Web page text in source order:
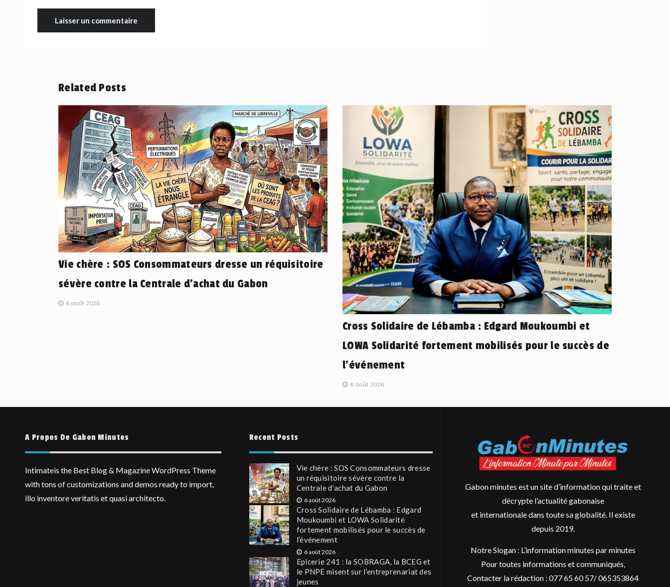
Related Posts
Vie chère : SOS Consommateurs dresse un réquisitoire
sévère contre la Centrale d’achat du Gabon
6 août 2026
Cross Solidaire de Lébamba : Edgard Moukoumbi et
LOWA Solidarité fortement mobilisés pour le succès de
l’événement
6 août 2026
A Propos De Gabon Minutes
Intimateis the Best Blog & Magazine WordPress Theme
with tons of customizations and demos ready to import,
illo inventore veritatis et quasi architecto.
Recent Posts
Vie chère : SOS Consommateurs dresse
un réquisitoire sévère contre la
Centrale d’achat du Gabon
6 août 2026
Cross Solidaire de Lébamba : Edgard
Moukoumbi et LOWA Solidarité
fortement mobilisés pour le succès de
l’événement
6 août 2026
Epicerie 241 : la SOBRAGA, la BCEG et
le PNPE misent sur l’entreprenariat des
jeunes
Gabon minutes est un site d’information qui traite et
décrypte l’actualité gabonaise
et internationale dans toute sa globalité. Il existe
depuis 2019.
Notre Slogan : L’information minutes par minutes
Pour toutes informations et communiqués,
Contacter la rédaction : 077 65 60 57/ 065353864